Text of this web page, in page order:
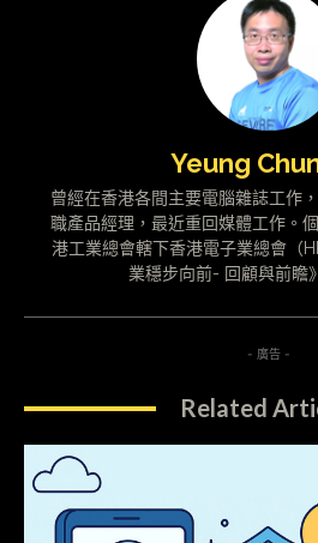
Yeung
曾經在香港各間主要電腦雜誌工作
職產品經理，最近重回媒體工作。
港工業總會轄下香港電子業總會（
業穩步向前- 回顧與前瞻
- 廣告 -
Related